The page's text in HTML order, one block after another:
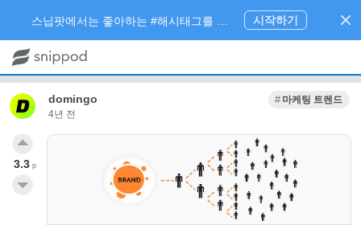
domingo
4년 전
마케팅 트렌드
3.3 p
스닙팟에서는 좋아하는 #해시태그를 팔로우 하고 내가 관심있는 주제만 모아볼 수 있어요. 시작하기